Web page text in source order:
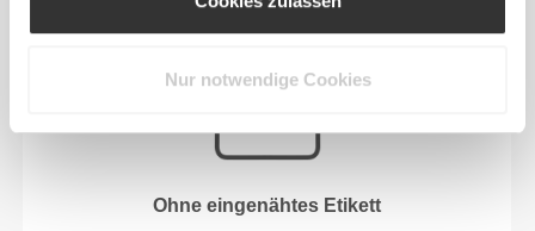
Nur notwendige Cookies
KOMFORT.
Ohne eingenähtes Etikett